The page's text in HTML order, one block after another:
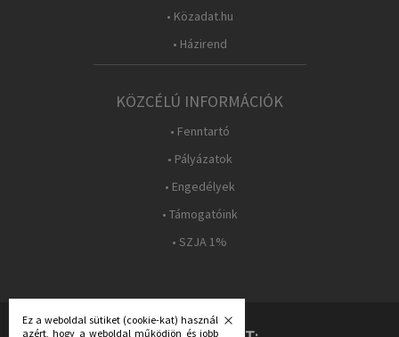
• Közadat.hu
• Házirend
KÖZCÉLÚ INFORMÁCIÓK
• Fenntartó
• Pályázatok
• Engedélyek
• Támogatóink
• SZJA 1%
Ez a weboldal sütiket (cookie-kat) használ
azért, hogy a weboldal működjön és jobb